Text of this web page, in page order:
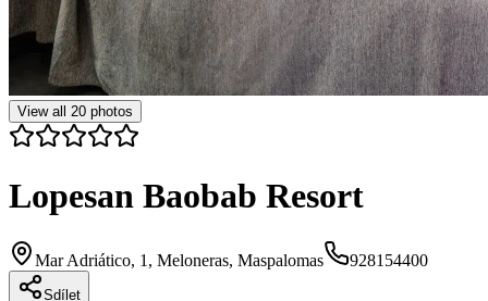
View all 20 photos
Lopesan Baobab Resort
Mar Adriático, 1, Meloneras, Maspalomas 928154400
Sdílet